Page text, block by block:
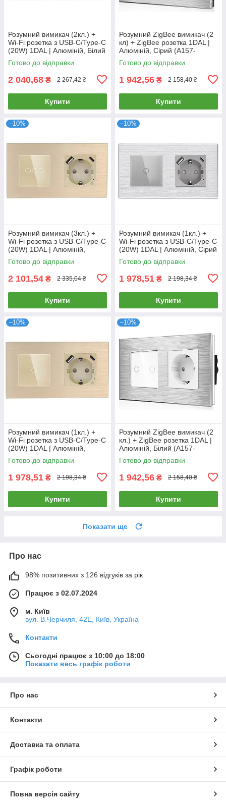
Розумний вимикач (2кл.) +
Wi-Fi розетка з USB-C/Type-C
(20W) 1DAL | Алюміній, Білий
(A157-GSW2G.WF-
STUTC.WF.WT)
Готово до відправки
2 040,68 ₴ 2 267,42 ₴
Купити
Розумний ZigBee вимикач (2
кл) + ZigBee розетка 1DAL |
Алюміній, Сірий (A157-
GSW2G.ZB-ST.ZB.GR)
Готово до відправки
1 942,56 ₴ 2 158,40 ₴
Купити
–10%
Розумний вимикач (3кл.) +
Wi-Fi розетка з USB-C/Type-C
(20W) 1DAL | Алюміній,
Золото (A157-GSW3G.WF-
STUTC.WF.GD)
Готово до відправки
2 101,54 ₴ 2 335,04 ₴
Купити
–10%
Розумний вимикач (1кл.) +
Wi-Fi розетка з USB-C/Type-C
(20W) 1DAL | Алюміній, Сірий
(A157-GSW1G.WF-
STUTC.WF.GR)
Готово до відправки
1 978,51 ₴ 2 198,34 ₴
Купити
–10%
Розумний вимикач (1кл.) +
Wi-Fi розетка з USB-C/Type-C
(20W) 1DAL | Алюміній,
Золото (A157-GSW1G.WF-
STUTC.WF.GD)
Готово до відправки
1 978,51 ₴ 2 198,34 ₴
Купити
–10%
Розумний ZigBee вимикач (2
кл.) + ZigBee розетка 1DAL |
Алюміній, Білий (A157-
GSW2G.ZB-ST.ZB.WT)
Готово до відправки
1 942,56 ₴ 2 158,40 ₴
Купити
Показати ще
Про нас
98% позитивних з 126 відгуків за рік
Працює з 02.07.2024
м. Київ
вул. В.Черчиля, 42Е, Київ, Україна
Контакти
Сьогодні працює з 10:00 до 18:00
Показати весь графік роботи
Про нас
Контакти
Доставка та оплата
Графік роботи
Повна версія сайту